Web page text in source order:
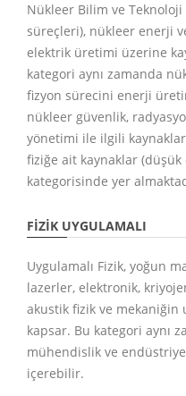
Nükleer Bilim ve
süreçleri), nükleer enerji
elektrik üretimi üzerine
kategori aynı zamanda
fizyon sürecini enerji
nükleer güvenlik,
yönetimi ile ilgili
fiziğe ait kaynaklar (düşük
kategorisinde yer
FIZIK UYGULAMALI
Uygulamalı Fizik, yoğun
lazerler, elektronik,
akustik fizik ve mekaniğin
kapsar. Bu kategori aynı
mühendislik ve
içerebilir.